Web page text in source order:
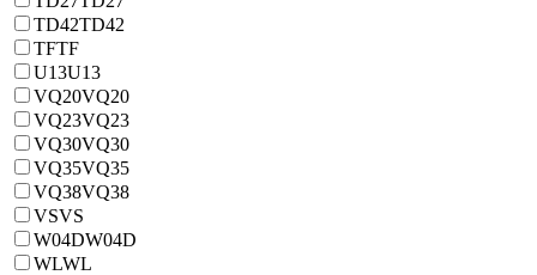
TD42TD42
TFTF
U13U13
VQ20VQ20
VQ23VQ23
VQ30VQ30
VQ35VQ35
VQ38VQ38
VSVS
W04DW04D
WLWL